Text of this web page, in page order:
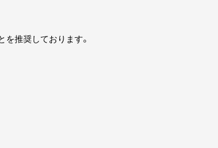
推奨しております。